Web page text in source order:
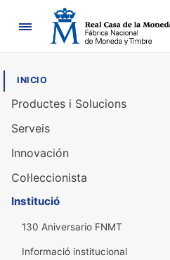
Navegació
INICIO
Productes i Solucions
Serveis
Innovación
Col·leccionista
Institució
130 Aniversario FNMT
Informació institucional